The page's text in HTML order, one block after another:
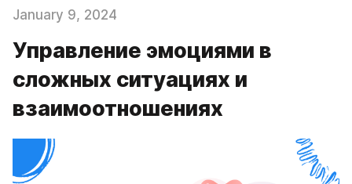
January 9, 2024
Управление эмоциями в
сложных ситуациях и
взаимоотношениях